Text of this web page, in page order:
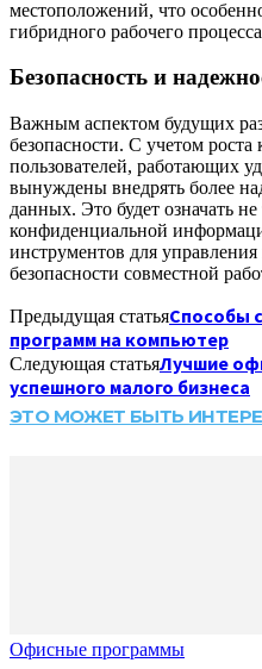
местоположений, что
гибридного рабочего
Безопасность и
Важным аспектом будущих
безопасности. С учетом роста
пользователей, работающих
вынуждены внедрять более
данных. Это будет означать
конфиденциальной
инструментов для
безопасности совместной
Предыдущая статьяСпособы
программ на компьютер
Следующая статьяЛучшие
успешного малого бизнеса
ЭТО МОЖЕТ БЫТЬ
Офисные программы